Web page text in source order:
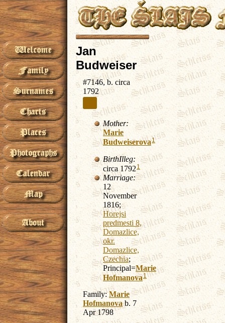
Jan
Budweiser
#7146, b. circa
1792
Mother:
Marie
Budweiserova1
BirthIlleg:
circa 1792 1
Marriage:
12
November
1816;
Horejsi
predmesti 8,
Domazlice,
okr.
Domazlice,
Czechia;
Principal=Marie
Hofmanova1
Family:Marie
Hofmanovab. 7
Apr 1798